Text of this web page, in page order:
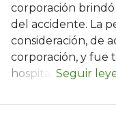
corporación
del accidente. La
consideración, de
corporación, y fue
hospital.